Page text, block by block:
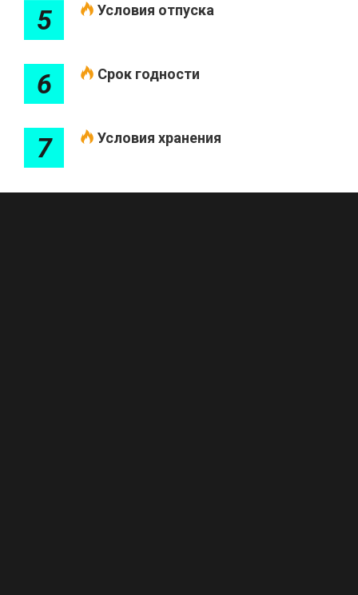
5 Условия отпуска
6 Срок годности
7 Условия хранения